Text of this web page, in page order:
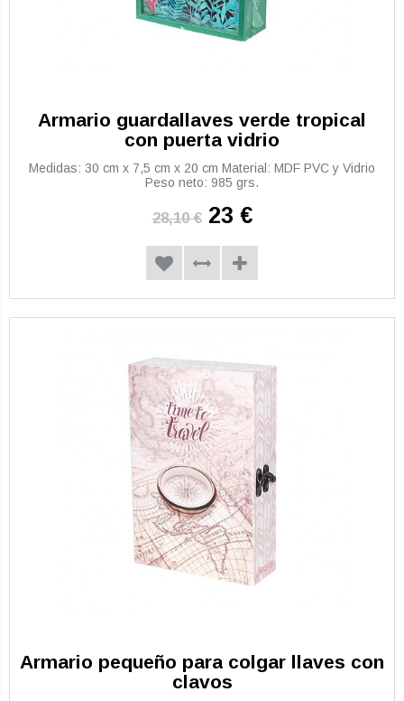
Armario guardallaves verde tropical
con puerta vidrio
Medidas: 30 cm x 7,5 cm x 20 cm Material: MDF PVC y Vidrio
Peso neto: 985 grs.
28,10 € 23 €
Armario pequeño para colgar llaves con
clavos